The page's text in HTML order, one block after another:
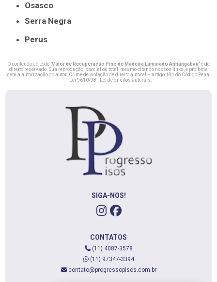
Osasco
Serra Negra
Perus
O conteúdo do texto "Valor de Recuperação Piso de Madeira Laminado Anhangabaú" é de
direito reservado. Sua reprodução, parcial ou total, mesmo citando nossos links, é proibida
sem a autorização do autor. Crime de violação de direito autoral – artigo 184 do Código Penal
–
Lei 9610/98 - Lei de direitos autorais
SIGA-NOS!
CONTATOS
(11) 4087-3578
(11) 97347-3394
contato@progressopisos.com.br